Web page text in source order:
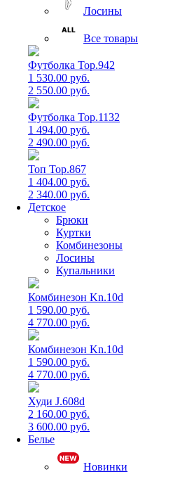
Лосины
Все товары
Футболка Top.942
1 530.00 руб.
2 550.00 руб.
Футболка Top.1132
1 494.00 руб.
2 490.00 руб.
Топ Top.867
1 404.00 руб.
2 340.00 руб.
Детское
Брюки
Куртки
Комбинезоны
Лосины
Купальники
Комбинезон Kn.10d
1 590.00 руб.
4 770.00 руб.
Комбинезон Kn.10d
1 590.00 руб.
4 770.00 руб.
Худи J.608d
2 160.00 руб.
3 600.00 руб.
Белье
Новинки